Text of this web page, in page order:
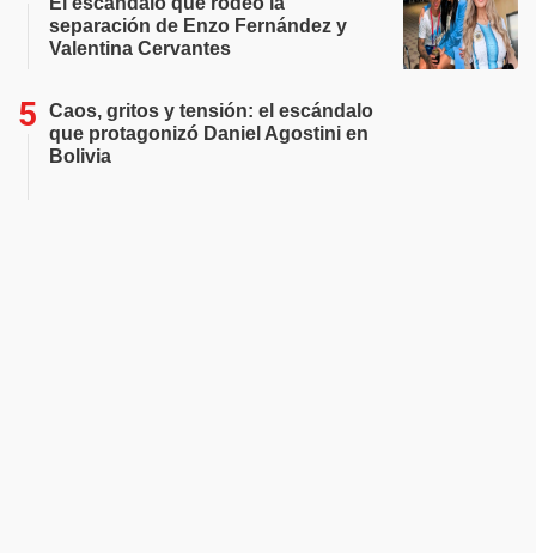
separación de Enzo Fernández y
Valentina Cervantes
Caos, gritos y tensión: el escándalo
que protagonizó Daniel Agostini en
Bolivia